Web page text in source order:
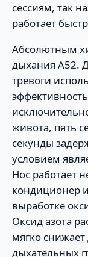
сессиям, так
работает
Абсолютным
дыхания A52.
тревоги
живота, пять
секунды
условием
Нос работает
кондиционер
выработке
Оксид азота
мягко
дыхательных